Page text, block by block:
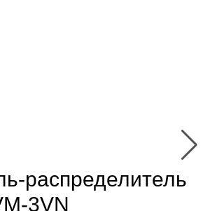
распределитель
3VN